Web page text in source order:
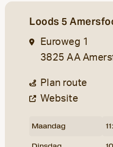
Loods 5
Euroweg 1
3825 AA
Plan route
Website
Maandag